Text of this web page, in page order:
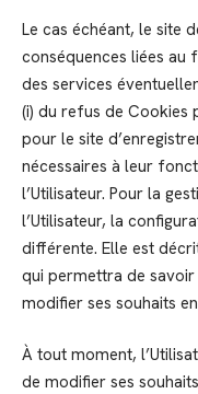
Le cas échéant, le site
conséquences liées au
des services
(i) du refus de Cookies
pour le site
nécessaires à leur
l’Utilisateur. Pour la
l’Utilisateur, la
différente. Elle est
qui permettra de savoir
modifier ses souhaits
À tout moment,
de modifier ses